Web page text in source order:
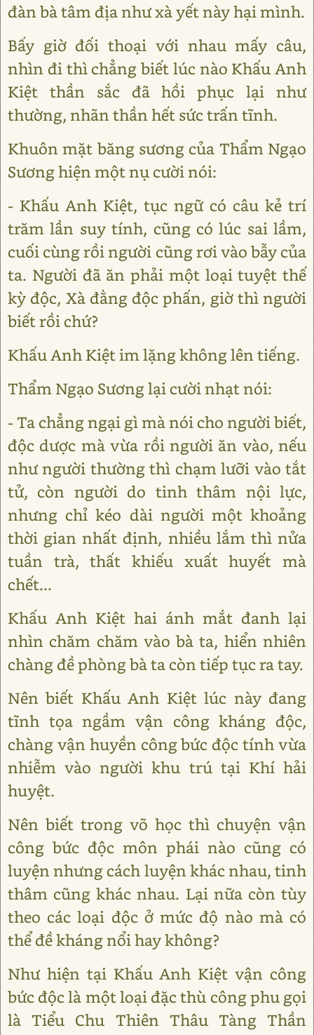
đàn bà tâm địa như xà yết này hại mình.
Bấy giờ đối thoại với nhau mấy câu,
nhìn đi thì chẳng biết lúc nào Khấu Anh
Kiệt thần sắc đã hồi phục lại như
thường, nhãn thần hết sức trấn tĩnh.
Khuôn mặt băng sương của Thẩm Ngạo
Sương hiện một nụ cười nói:
- Khấu Anh Kiệt, tục ngữ có câu kẻ trí
trăm lần suy tính, cũng có lúc sai lầm,
cuối cùng rồi người cũng rơi vào bẫy của
ta. Người đã ăn phải một loại tuyệt thế
kỳ độc, Xà đằng độc phấn, giờ thì người
biết rồi chứ?
Khấu Anh Kiệt im lặng không lên tiếng.
Thẩm Ngạo Sương lại cười nhạt nói:
- Ta chẳng ngại gì mà nói cho người biết,
độc dược mà vừa rồi người ăn vào, nếu
như người thường thì chạm lưỡi vào tắt
tử, còn người do tinh thâm nội lực,
nhưng chỉ kéo dài người một khoảng
thời gian nhất định, nhiều lắm thì nửa
tuần trà, thất khiếu xuất huyết mà
chết...
Khấu Anh Kiệt hai ánh mắt đanh lại
nhìn chăm chăm vào bà ta, hiển nhiên
chàng đề phòng bà ta còn tiếp tục ra tay.
Nên biết Khấu Anh Kiệt lúc này đang
tĩnh tọa ngầm vận công kháng độc,
chàng vận huyền công bức độc tính vừa
nhiễm vào người khu trú tại Khí hải
huyệt.
Nên biết trong võ học thì chuyện vận
công bức độc môn phái nào cũng có
luyện nhưng cách luyện khác nhau, tinh
thâm cũng khác nhau. Lại nữa còn tùy
theo các loại độc ở mức độ nào mà có
thể đề kháng nổi hay không?
Như hiện tại Khấu Anh Kiệt vận công
bức độc là một loại đặc thù công phu gọi
là Tiểu Chu Thiên Thâu Tàng Thần